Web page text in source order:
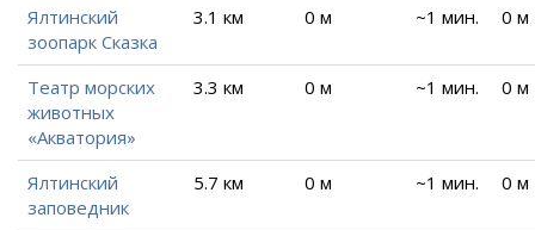
Ялтинский
зоопарк Сказка
3.1 км 0 м ~1 мин. 0 м
Театр морских
животных
«Акватория»
3.3 км 0 м ~1 мин. 0 м
Ялтинский
заповедник
5.7 км 0 м ~1 мин. 0 м